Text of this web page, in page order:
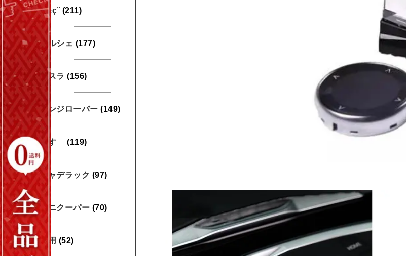
æ±ç¨ (211)
ポルシェ (177)
テスラ (156)
レンジローバー (149)
いすゞ (119)
キャデラック (97)
ミニクーパー (70)
汎用 (52)